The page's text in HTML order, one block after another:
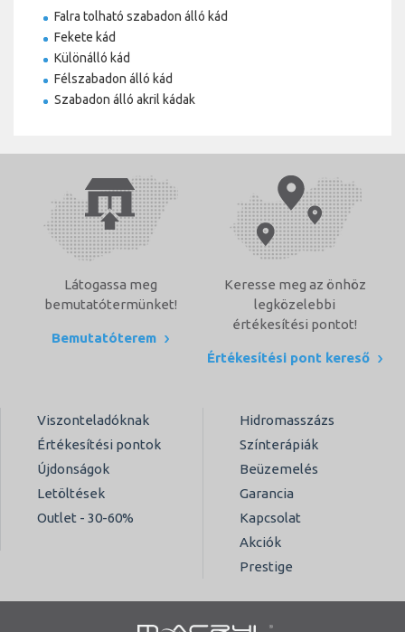
Falra tolható szabadon álló kád
Fekete kád
Különálló kád
Félszabadon álló kád
Szabadon álló akril kádak
Látogassa meg
bemutatótermünket!
Bemutatóterem
Keresse meg az önhöz
legközelebbi
értékesítési pontot!
Értékesítési pont kereső
Viszonteladóknak
Értékesítési pontok
Újdonságok
Letöltések
Outlet - 30-60%
Hidromasszázs
Színterápiák
Beüzemelés
Garancia
Kapcsolat
Akciók
Prestige